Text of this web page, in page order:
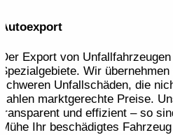
Autoexport
Der Export von
Spezialgebiete. Wir
schweren Unfallschäden, die
zahlen marktgerechte Preise.
transparent und effizient – so
Mühe Ihr beschädigtes